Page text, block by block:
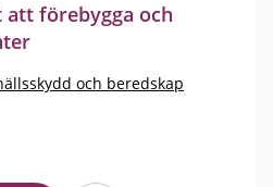
förebygga och
och beredskap